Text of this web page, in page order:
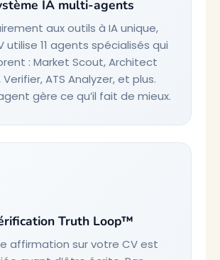
IA multi-agents
aux outils à IA unique,
utilise 11 agents spécialisés qui
: Market Scout, Architect
ATS Analyzer, et plus.
gère ce qu’il fait de mieux.
Truth Loop™
affirmation sur votre CV est